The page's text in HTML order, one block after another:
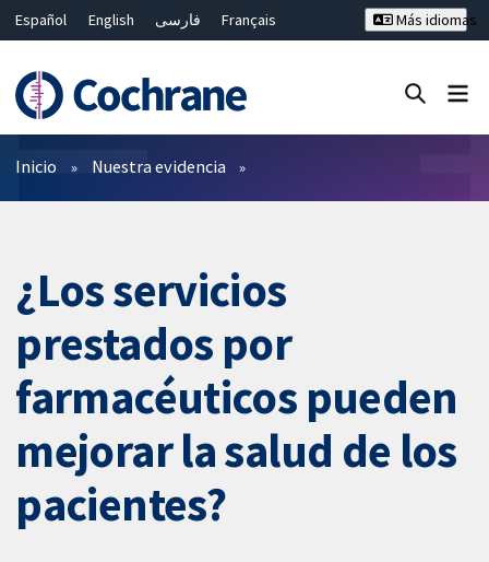
Español English فارسی
Français
Bahasa Malaysia
ไทย 繁體中文
Más idiomas
Filtros
Inicio Nuestra evidencia
¿Los servicios
prestados por
farmacéuticos pueden
mejorar la salud de los
pacientes?